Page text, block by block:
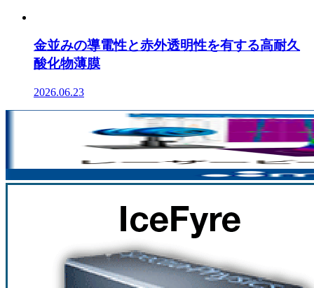
金並みの導電性と赤外透明性を有する高耐久
酸化物薄膜
2026.06.23